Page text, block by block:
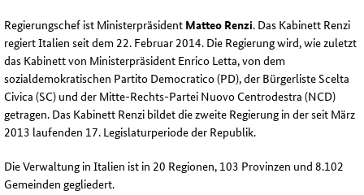
Regierungschef ist Ministerpräsident Matteo Renzi. Das Kabinett Renzi
regiert Italien seit dem 22. Februar 2014. Die Regierung wird, wie zuletzt
das Kabinett von Ministerpräsident Enrico Letta, von dem
sozialdemokratischen Partito Democratico (PD), der Bürgerliste Scelta
Civica (SC) und der Mitte-Rechts-Partei Nuovo Centrodestra (NCD)
getragen. Das Kabinett Renzi bildet die zweite Regierung in der seit März
2013 laufenden 17. Legislaturperiode der Republik.
Die Verwaltung in Italien ist in 20 Regionen, 103 Provinzen und 8.102
Gemeinden gegliedert.